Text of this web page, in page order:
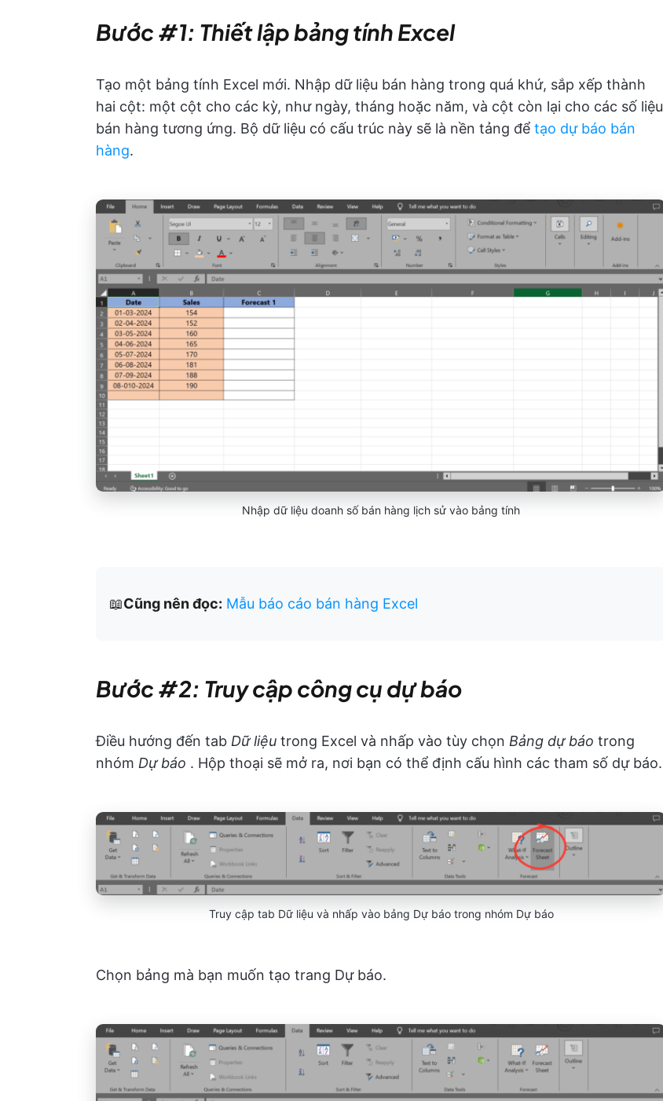
Bước #1: Thiết lập bảng tính Excel
Tạo một bảng tính Excel mới. Nhập dữ liệu bán hàng trong quá khứ, sắp xếp thành
hai cột: một cột cho các kỳ, như ngày, tháng hoặc năm, và cột còn lại cho các số liệu
bán hàng tương ứng. Bộ dữ liệu có cấu trúc này sẽ là nền tảng để tạo dự báo bán
hàng.
Nhập dữ liệu doanh số bán hàng lịch sử vào bảng tính
📖Cũng nên đọc: Mẫu báo cáo bán hàng Excel
Bước #2: Truy cập công cụ dự báo
Điều hướng đến tab Dữ liệu trong Excel và nhấp vào tùy chọn Bảng dự báo trong
nhóm Dự báo . Hộp thoại sẽ mở ra, nơi bạn có thể định cấu hình các tham số dự báo.
Truy cập tab Dữ liệu và nhấp vào bảng Dự báo trong nhóm Dự báo
Chọn bảng mà bạn muốn tạo trang Dự báo.